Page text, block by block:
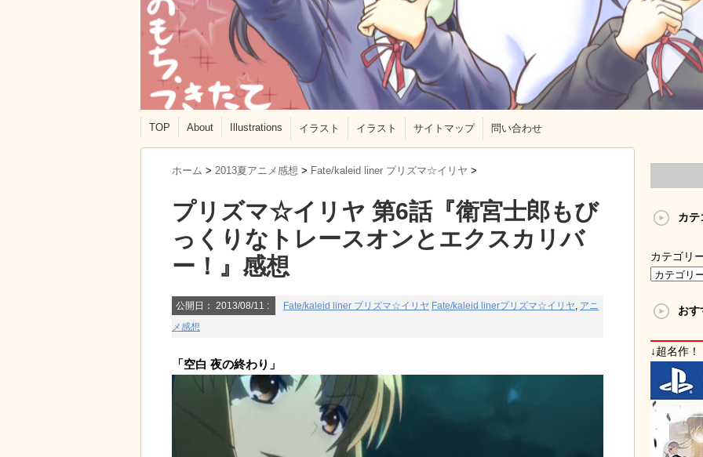
TOP About Illustrations イラスト イラスト サイトマップ 問い合わせ
ホーム > 2013夏アニメ感想 > Fate/kaleid liner プリズマ☆イリヤ >
プリズマ☆イリヤ 第6話『衛宮士郎もび
っくりなトレースオンとエクスカリバ
ー！』感想
公開日： 2013/08/11 : Fate/kaleid liner プリズマ☆イリヤ Fate/kaleid linerプリズマ☆イリヤ, アニ
メ感想
「空白 夜の終わり」
カテ
カテゴリ
お
↓超名作！